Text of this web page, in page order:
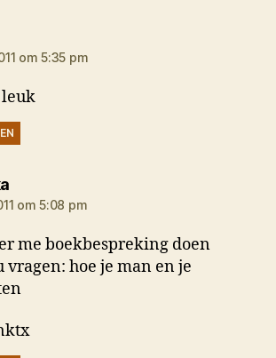
om 5:35 pm
leuk
zegt:
om 5:08 pm
me boekbespreking doen
hoe je man en je